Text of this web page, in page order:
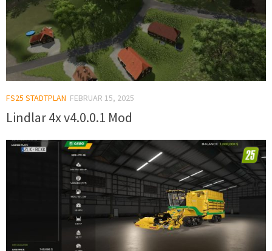
FS25 STADTPLAN FEBRUAR 15, 2025
Lindlar 4x v4.0.0.1 Mod